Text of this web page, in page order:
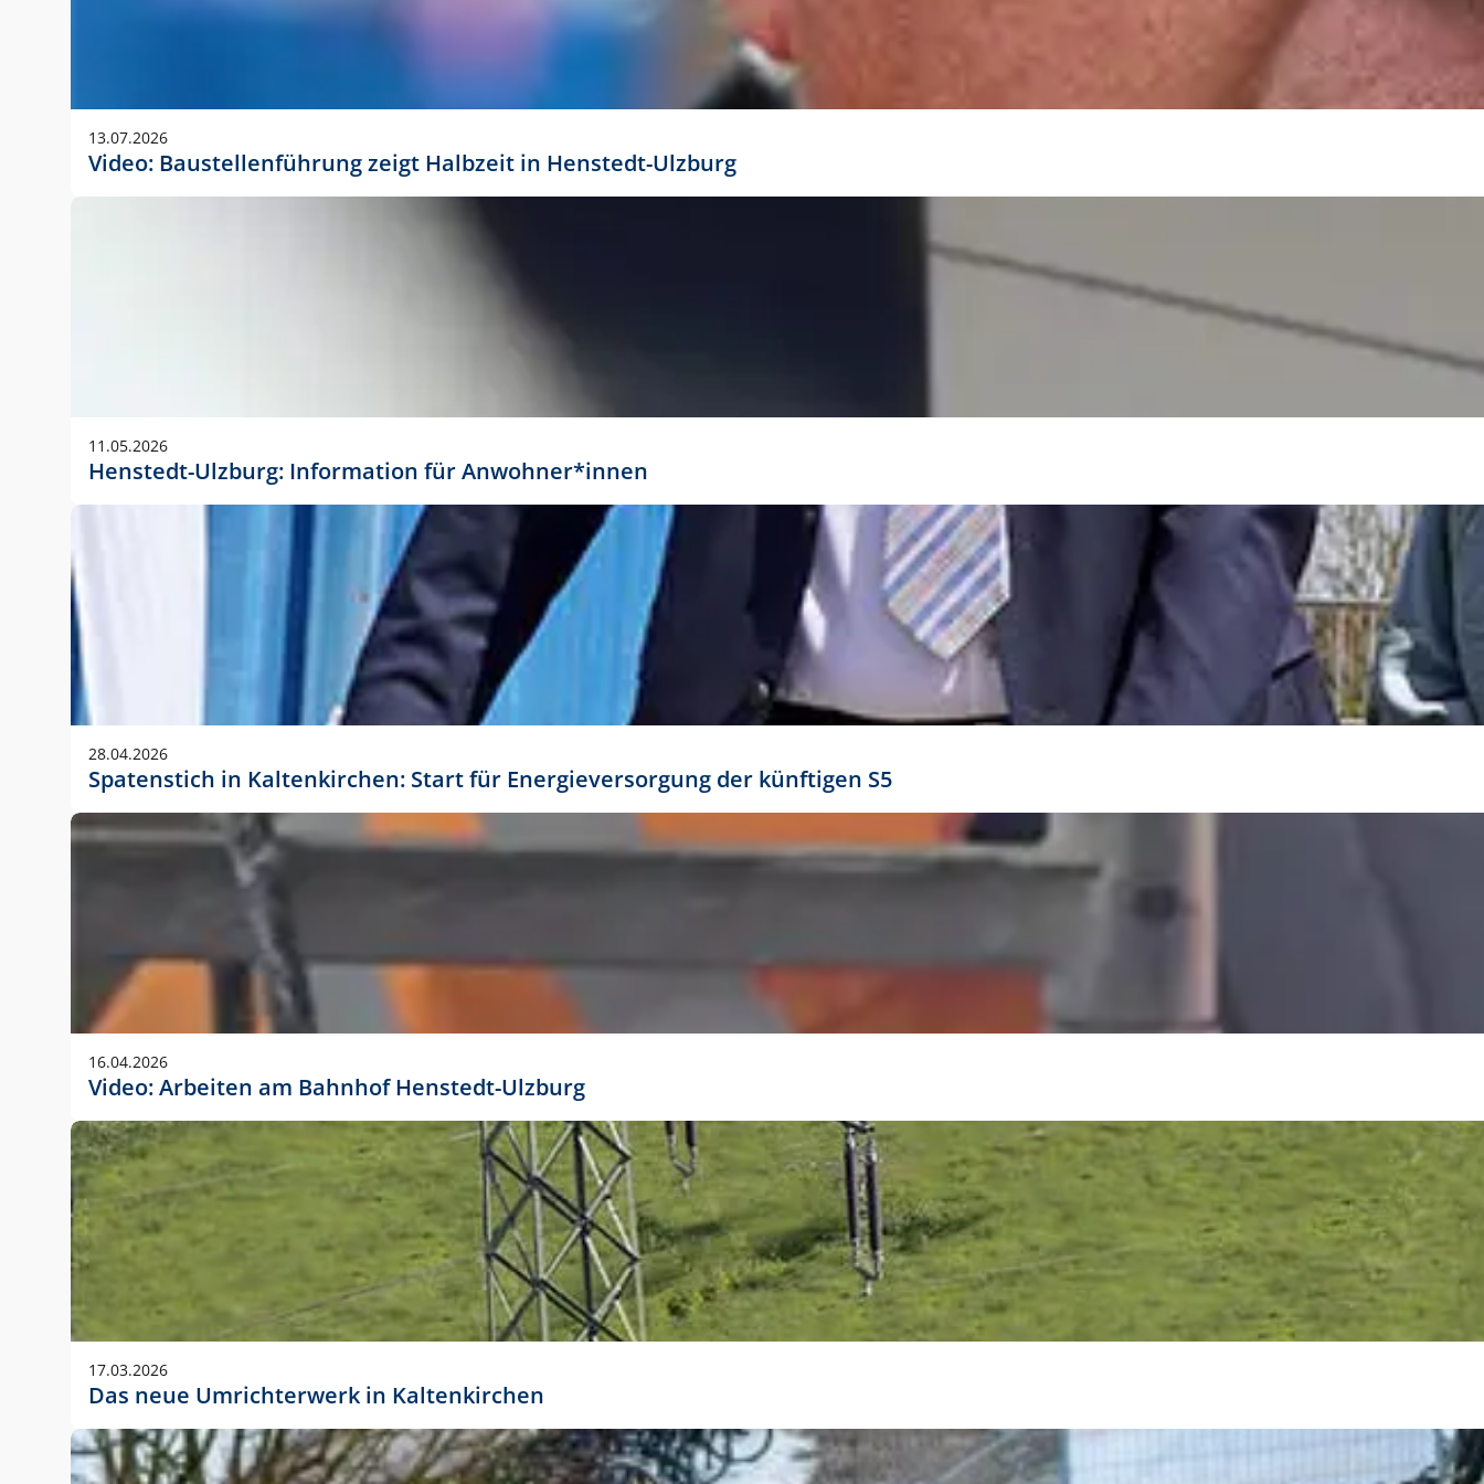
Anwendungsgröße im Layout:
Die Logohöhe beträgt 4 – 10 % der jeweiligen Formathöhe. Daraus ergeben sich für gängige Formate
folgende fest definierte Anwendungsgrößen im Layout:
DIN A3 – 15 mm hoch (5 %)
DIN A1 – 39 mm hoch (5 %)
DIN lang – 10 mm hoch (5 %)
1080 x 1080 px – 78 px hoch (7 %)
In Ausnahmefällen darf das Logo jedoch auch größer oder kleiner gesetzt werden. Dazu bedarf es jedoch
stets der vorherigen Absprache mit der Marketingabteilung.
13.07.2026
Video: Baustellenführung zeigt Halbzeit in Henstedt-Ulzburg
11.05.2026
Henstedt-Ulzburg: Information für Anwohner*innen
28.04.2026
Spatenstich in Kaltenkirchen: Start für Energieversorgung der künftigen S5
16.04.2026
Video: Arbeiten am Bahnhof Henstedt-Ulzburg
17.03.2026
Das neue Umrichterwerk in Kaltenkirchen